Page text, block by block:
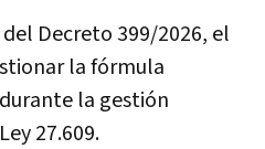
Decreto 399/2026, el
la fórmula
la gestión
27.609.